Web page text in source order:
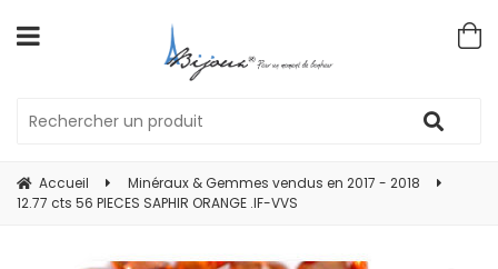
Accueil
Minéraux & Gemmes vendus en 2017 - 2018
12.77 cts 56 PIECES SAPHIR ORANGE .IF-VVS